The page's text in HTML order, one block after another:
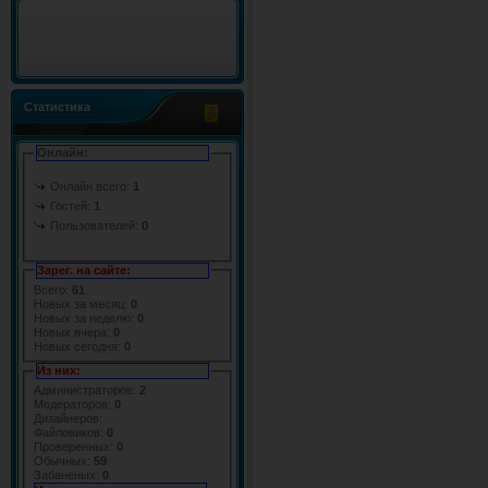
Статистика
Онлайн:
Онлайн всего: 1
Гостей: 1
Пользователей: 0
Зарег. на сайте:
Всего: 61
Новых за месяц: 0
Новых за неделю: 0
Новых вчера: 0
Новых сегодня: 0
Из них:
Администраторов: 2
Модераторов: 0
Дизайнеров:
Файловиков: 0
Проверенных: 0
Обычных: 59
Забаненых: 0